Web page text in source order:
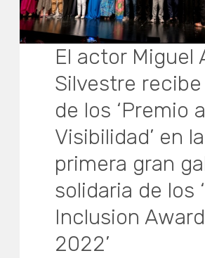
El actor Miguel
Silvestre
de los ‘Premio
Visibilidad’ en la
primera gran
solidaria de los
Inclusion
2022’